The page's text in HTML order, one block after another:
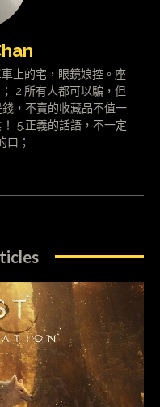
上的宅，眼鏡娘控。座
2.所有人都可以騙，但
，不賣的收藏品不值一
5.正義的話語，不一定
口；